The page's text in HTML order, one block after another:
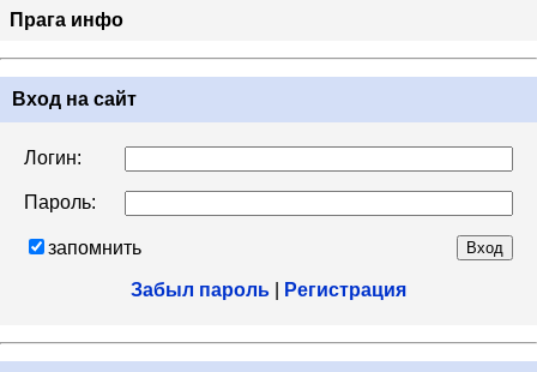
Прага инфо
Вход на сайт
Логин:
Пароль:
запомнить
Забыл пароль Регистрация